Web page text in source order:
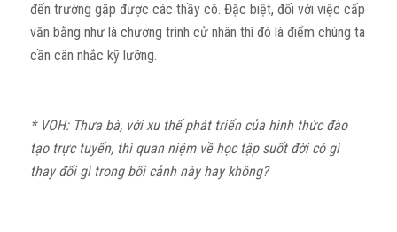
đến trường gặp được các thầy cô. Đặc biệt, đối với việc cấp
văn bằng như là chương trình cử nhân thì đó là điểm chúng ta
cần cân nhắc kỹ lưỡng.
* VOH: Thưa bà, với xu thế phát triển của hình thức đào
tạo trực tuyến, thì quan niệm về học tập suốt đời có gì
thay đổi gì trong bối cảnh này hay không?